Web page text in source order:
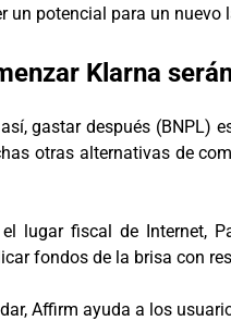
un potencial para un
Klarna
gastar después (BNPL)
otras alternativas de
lugar fiscal de Internet,
fondos de la brisa con
Affirm ayuda a los